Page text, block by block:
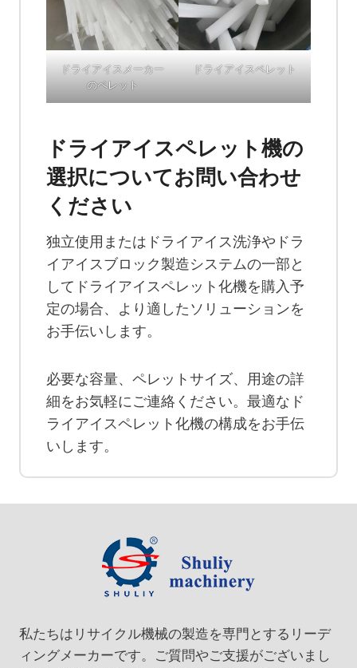
ドライアイスメーカー
のペレット
ドライアイスペレット
ドライアイスペレット機の
選択についてお問い合わせ
ください
独立使用またはドライアイス洗浄やドラ
イアイスブロック製造システムの一部と
してドライアイスペレット化機を購入予
定の場合、より適したソリューションを
お手伝いします。
必要な容量、ペレットサイズ、用途の詳
細をお気軽にご連絡ください。最適なド
ライアイスペレット化機の構成をお手伝
いします。
私たちはリサイクル機械の製造を専門とするリーデ
ィングメーカーです。ご質問やご支援がございまし